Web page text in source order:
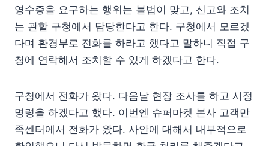
영수증을 요구하는 행위는 불법이 맞고, 신고와 조치
는 관할 구청에서 담당한다고 한다. 구청에서 모르겠
다며 환경부로 전화를 하라고 했다고 말하니 직접 구
청에 연락해서 조치할 수 있게 하겠다고 한다.
구청에서 전화가 왔다. 다음날 현장 조사를 하고 시정
명령을 하겠다고 했다. 이번엔 슈퍼마켓 본사 고객만
족센터에서 전화가 왔다. 사안에 대해서 내부적으로